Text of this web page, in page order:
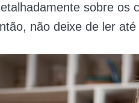
sobre os
não deixe de ler até